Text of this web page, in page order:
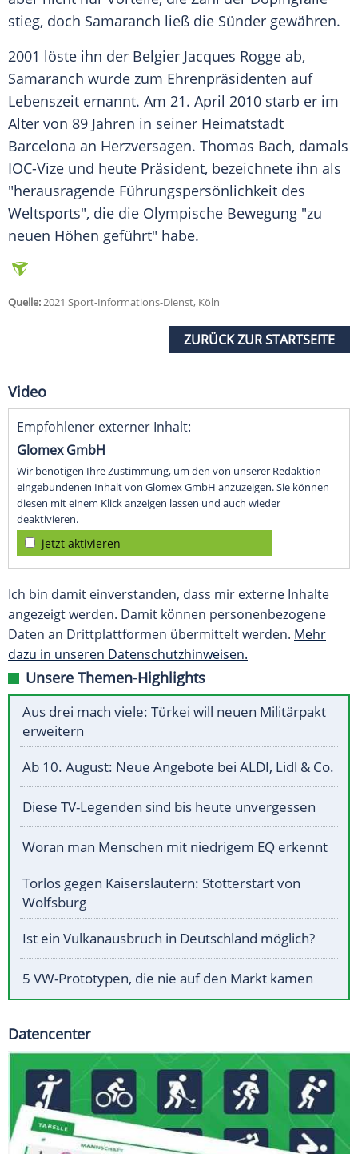
stieg, doch Samaranch ließ die Sünder gewähren.
2001 löste ihn der Belgier Jacques Rogge ab,
Samaranch wurde zum Ehrenpräsidenten auf
Lebenszeit ernannt. Am 21. April 2010 starb er im
Alter von 89 Jahren in seiner Heimatstadt
Barcelona an Herzversagen. Thomas Bach, damals
IOC-Vize und heute Präsident, bezeichnete ihn als
"herausragende Führungspersönlichkeit des
Weltsports", die die Olympische Bewegung "zu
neuen Höhen geführt" habe.
Quelle:2021 Sport-Informations-Dienst, Köln
ZURÜCK ZUR STARTSEITE
Video
Empfohlener externer Inhalt:
Glomex GmbH
Wir benötigen Ihre Zustimmung, um den von unserer Redaktion
eingebundenen Inhalt von Glomex GmbH anzuzeigen. Sie können
diesen mit einem Klick anzeigen lassen und auch wieder
deaktivieren.
jetzt aktivieren
Ich bin damit einverstanden, dass mir externe Inhalte
angezeigt werden. Damit können personenbezogene
Daten an Drittplattformen übermittelt werden. Mehr
dazu in unseren Datenschutzhinweisen.
Unsere Themen-Highlights
Aus drei mach viele: Türkei will neuen Militärpakt
erweitern
Ab 10. August: Neue Angebote bei ALDI, Lidl & Co.
Diese TV-Legenden sind bis heute unvergessen
Woran man Menschen mit niedrigem EQ erkennt
Torlos gegen Kaiserslautern: Stotterstart von
Wolfsburg
Ist ein Vulkanausbruch in Deutschland möglich?
5 VW-Prototypen, die nie auf den Markt kamen
Datencenter